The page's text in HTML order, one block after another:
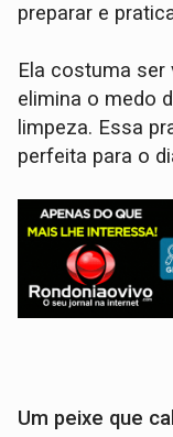
preparar e
Ela costuma ser
elimina o medo
limpeza. Essa
perfeita para o
Um peixe que